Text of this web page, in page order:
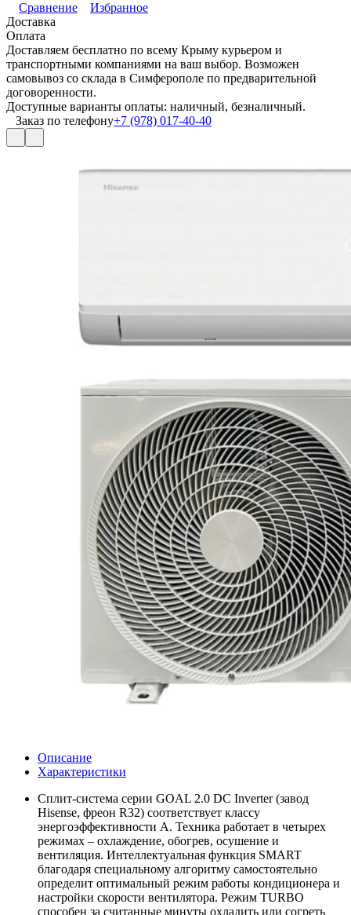
Сравнение
Избранное
Доставка
Оплата
Доставляем бесплатно по всему Крыму курьером и
транспортными компаниями на ваш выбор. Возможен
самовывоз со склада в Симферополе по предварительной
договоренности.
Доступные варианты оплаты: наличный, безналичный.
Заказ по телефону+7 (978) 017-40-40
Описание
Характеристики
Сплит-система серии GOAL 2.0 DC Inverter (завод
Hisense, фреон R32) соответствует классу
энергоэффективности А. Техника работает в четырех
режимах – охлаждение, обогрев, осушение и
вентиляция. Интеллектуальная функция SMART
благодаря специальному алгоритму самостоятельно
определит оптимальный режим работы кондиционера и
настройки скорости вентилятора. Режим TURBO
способен за считанные минуты охладить или согреть